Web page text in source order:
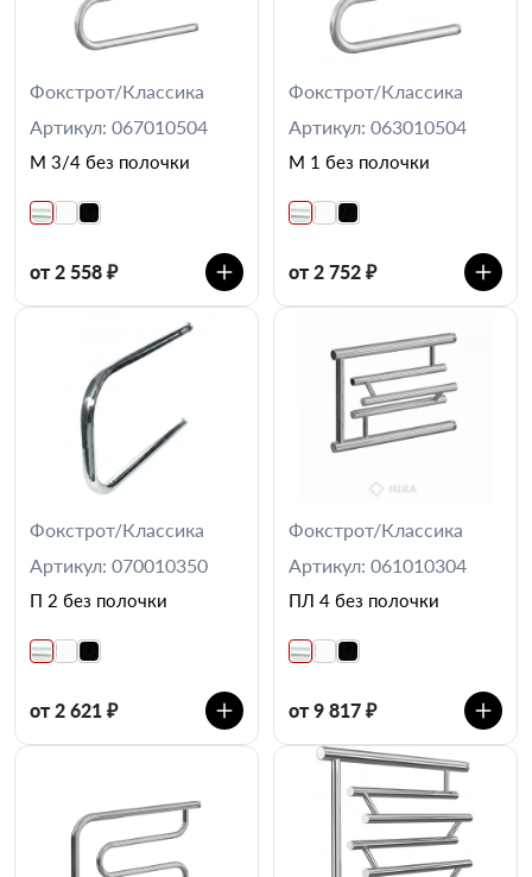
Фокстрот/Классика
Артикул: 067010504
М 3/4 без полочки
от 2 558 ₽
Фокстрот/Классика
Артикул: 063010504
М 1 без полочки
от 2 752 ₽
Фокстрот/Классика
Артикул: 070010350
П 2 без полочки
от 2 621 ₽
Фокстрот/Классика
Артикул: 061010304
ПЛ 4 без полочки
от 9 817 ₽